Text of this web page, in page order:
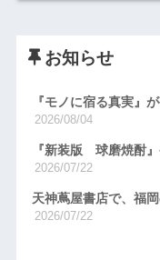
お知らせ
『モノに宿る真実』
2026/08/04
『新装版 球磨焼酎
2026/07/22
天神蔦屋書店で、福
2026/07/22